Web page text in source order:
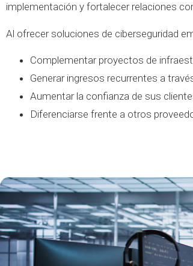
implementación y fortalecer relaciones
Al ofrecer soluciones de ciberseguridad
Complementar proyectos de
Generar ingresos recurrentes a
Aumentar la confianza de sus
Diferenciarse frente a otros